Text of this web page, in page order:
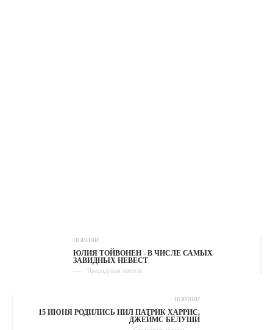
НОВИНИ
ЮЛИЯ ТОЙВОНЕН - В ЧИСЛЕ САМЫХ
ЗАВИДНЫХ НЕВЕСТ
Предыдущая новость
НОВИНИ
15 ИЮНЯ РОДИЛИСЬ НИЛ ПАТРИК ХАРРИС,
ДЖЕЙМС БЕЛУШИ